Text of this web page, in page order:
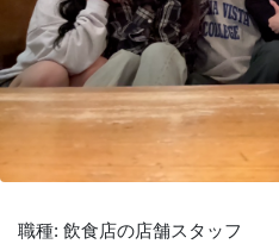
職種: 飲食店の店舗スタッフ